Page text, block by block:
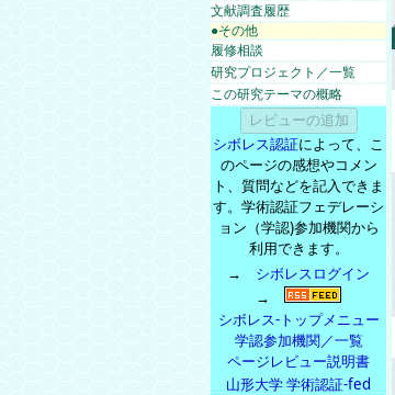
文献調査履歴
●その他
履修相談
研究プロジェクト／一覧
この研究テーマの概略
シボレス認証によって、こ
のページの感想やコメン
ト、質問などを記入できま
す。学術認証フェデレーシ
ョン（学認)参加機関から
利用できます。
→ シボレスログイン
→
シボレス-トップメニュー
学認参加機関／一覧
ページレビュー説明書
山形大学 学術認証-fed